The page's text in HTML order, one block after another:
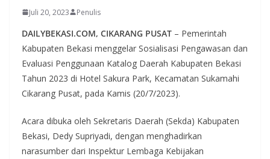
Juli 20, 2023 Penulis
DAILYBEKASI.COM, CIKARANG PUSAT – Pemerintah
Kabupaten Bekasi menggelar Sosialisasi Pengawasan dan
Evaluasi Penggunaan Katalog Daerah Kabupaten Bekasi
Tahun 2023 di Hotel Sakura Park, Kecamatan Sukamahi
Cikarang Pusat, pada Kamis (20/7/2023).
Acara dibuka oleh Sekretaris Daerah (Sekda) Kabupaten
Bekasi, Dedy Supriyadi, dengan menghadirkan
narasumber dari Inspektur Lembaga Kebijakan